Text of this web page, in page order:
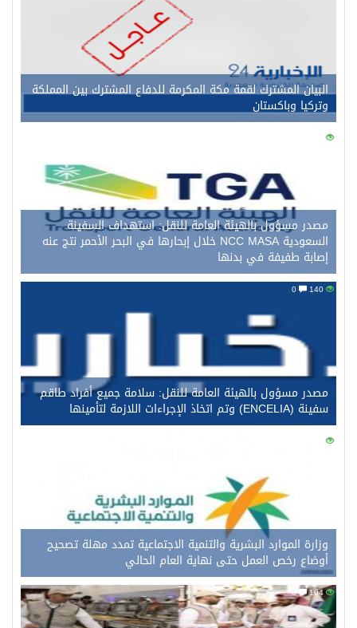
البيان المشترك لقمة مكة المكرمة للدفاع المشترك بين المملكة
وتركيا وباكستان
152
مصدر مسؤول بالهيئة العامة للنقل: استهداف السفينة
السعودية NCC MASA خلال إبحارها في البحر الأحمر نتج عنه
إصابة طفيفة في بدنها
مصدر مسؤول بالهيئة العامة للنقل: سلامة جميع أفراد طاقم
سفينة (ENCELIA) وتم اتخاذ الإجراءات اللازمة لتأمينها
123
وزارة الموارد البشرية والتنمية الاجتماعية تمدد مهلة تصحيح
أوضاع رخص العمل حتى نهاية العام الحالي
104
0